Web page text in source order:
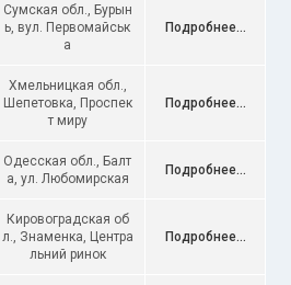
Сумская обл., Бурын
ь, вул. Первомайськ
а
Подробнее...
Хмельницкая обл.,
Шепетовка, Проспек
т миру
Подробнее...
Одесская обл., Балт
а, ул. Любомирская
Подробнее...
Кировоградская об
л., Знаменка, Центра
льний ринок
Подробнее...